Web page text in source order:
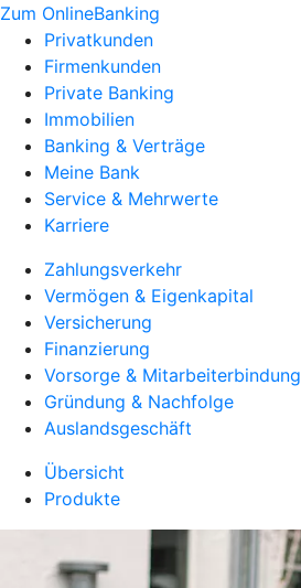
Zum OnlineBanking
Privatkunden
Firmenkunden
Private Banking
Immobilien
Banking & Verträge
Meine Bank
Service & Mehrwerte
Karriere
Zahlungsverkehr
Vermögen & Eigenkapital
Versicherung
Finanzierung
Vorsorge & Mitarbeiterbindung
Gründung & Nachfolge
Auslandsgeschäft
Übersicht
Produkte